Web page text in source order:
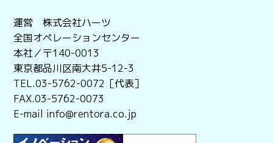
運営 株式会社ハーツ
全国オペレーションセンター
本社／〒140-0013
東京都品川区南大井5-12-3
TEL.03-5762-0072［代表］
FAX.03-5762-0073
E-mail info@rentora.co.jp